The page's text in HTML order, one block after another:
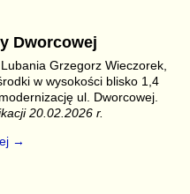
Dworcowej
Grzegorz Wieczorek,
w wysokości blisko 1,4
ul. Dworcowej.
20.02.2026 r.
→